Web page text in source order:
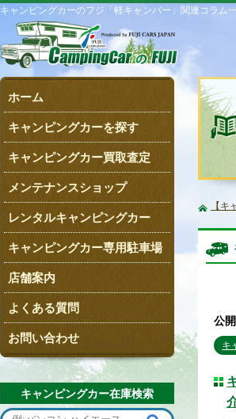
キャンピングカーのフジ「軽キャンパー」関連コラム
【
公
キ
ホーム
キャンピングカーを探す
キャンピングカー買取査定
メンテナンスショップ
レンタルキャンピングカー
キャンピングカー専用駐車場
店舗案内
よくある質問
お問い合わせ
キャンピングカー在庫検索